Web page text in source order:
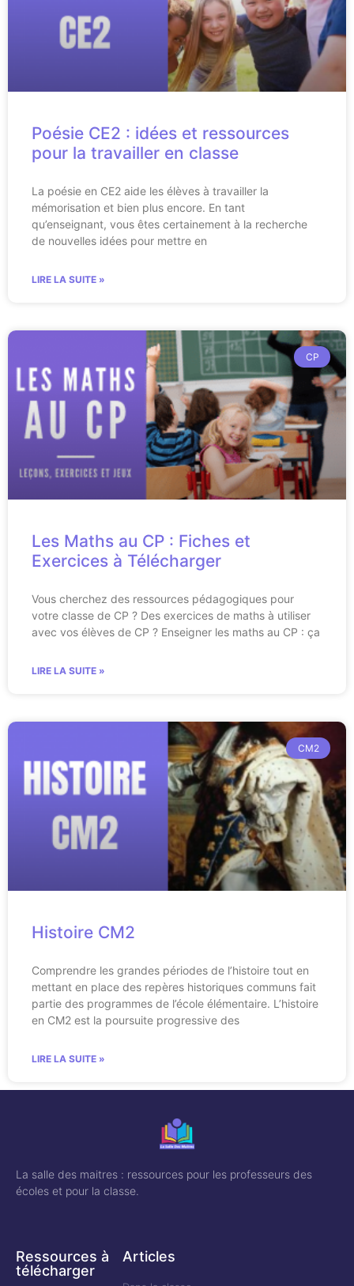
Poésie CE2 : idées et ressources
pour la travailler en classe
La poésie en CE2 aide les élèves à travailler la
mémorisation et bien plus encore. En tant
qu’enseignant, vous êtes certainement à la recherche
de nouvelles idées pour mettre en
LIRE LA SUITE »
CP
Les Maths au CP : Fiches et
Exercices à Télécharger
Vous cherchez des ressources pédagogiques pour
votre classe de CP ? Des exercices de maths à utiliser
avec vos élèves de CP ? Enseigner les maths au CP : ça
LIRE LA SUITE »
CM2
Histoire CM2
Comprendre les grandes périodes de l’histoire tout en
mettant en place des repères historiques communs fait
partie des programmes de l’école élémentaire. L’histoire
en CM2 est la poursuite progressive des
LIRE LA SUITE »
La salle des maitres : ressources pour les professeurs des
écoles et pour la classe.
Ressources à
télécharger
Articles